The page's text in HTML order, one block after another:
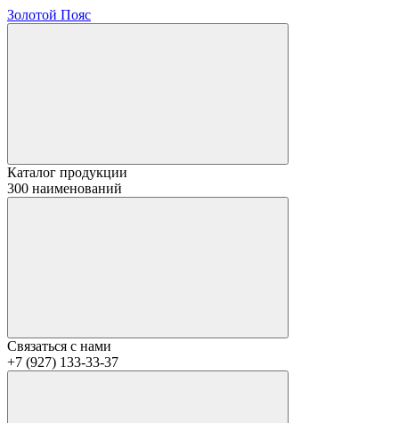
Золотой Пояс
Каталог продукции
300 наименований
Связаться с нами
+7 (927) 133-33-37